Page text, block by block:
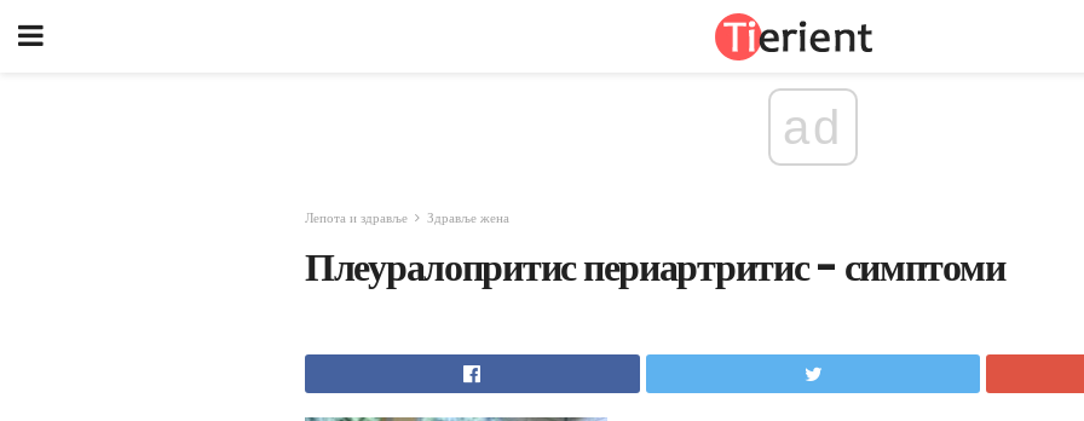
ad
Лепота и здравље Здравље жена
Плеуралопритис периартритис - симптоми